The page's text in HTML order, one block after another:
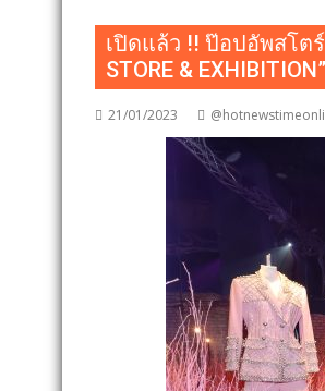
เปิดแล้ว !! ป๊อปอัพสโตร์
STORE &
21/01/2023